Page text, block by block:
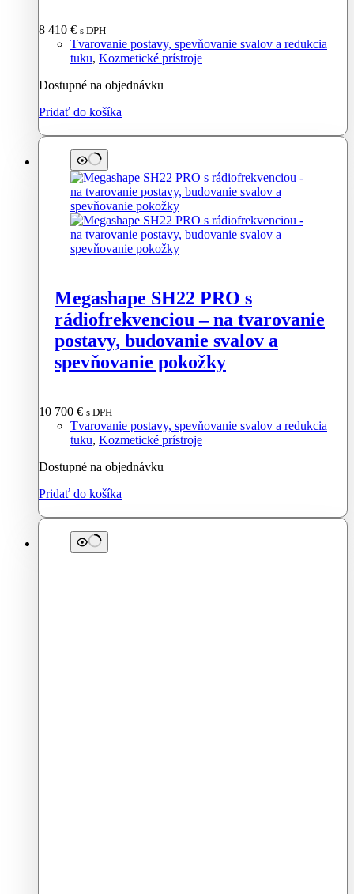
8 410 € s DPH
Tvarovanie postavy, spevňovanie svalov a redukcia
tuku, Kozmetické prístroje
Dostupné na objednávku
Pridať do košíka
Megashape SH22 PRO s
rádiofrekvenciou – na tvarovanie
postavy, budovanie svalov a
spevňovanie pokožky
10 700 € s DPH
Tvarovanie postavy, spevňovanie svalov a redukcia
tuku, Kozmetické prístroje
Dostupné na objednávku
Pridať do košíka